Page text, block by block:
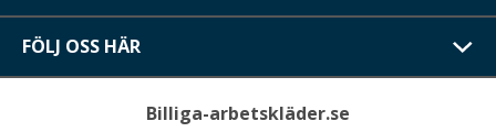
FÖLJ OSS HÄR
Billiga-arbetskläder.se